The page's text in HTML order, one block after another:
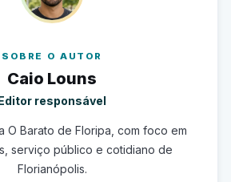
SOBRE O AUTOR
Caio Louns
responsável
O Barato de Floripa, com foco em
serviço público e cotidiano de
Florianópolis.